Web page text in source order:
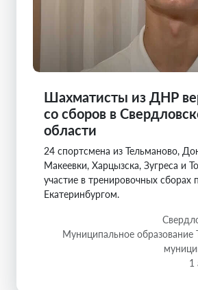
Шахматисты из ДНР
со сборов в
области
24 спортсмена из Тельманово,
Макеевки, Харцызска, Зугреса и
участие в тренировочных сборах
Екатеринбургом.
Муниципальное образование
1